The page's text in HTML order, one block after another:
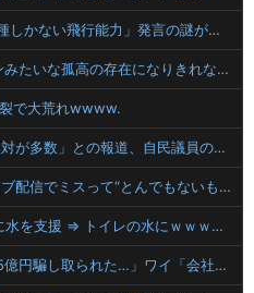
【速報】ワンピースの「世界に5種しかない飛行能力」発言の謎が解けるww..
ヤニねこ 第6話 感想：スナフキンみたいな孤高の存在になりきれないペンペンねこ！
で大荒れwwww.
【悲報】「自民党内は消費減税反対が多数」との報道、自民議員の内部証言と食い違うｗｗｗｗ
【放送事故】アイドルさん、ライブ配信でミスって“とんでもないもの”を映してしまいネット騒然ｗｗｗ 【Pickup07092038】
【ニュース】 韓国が熊本被災地に水を支援 ⇒ トイレの水にｗｗｗｗｗｗｗ
【悲報】積水ハウス「地面師に55億円騙し取られた…」ワイ「会社終わったやろなぁ」→結果ｗｗｗｗ